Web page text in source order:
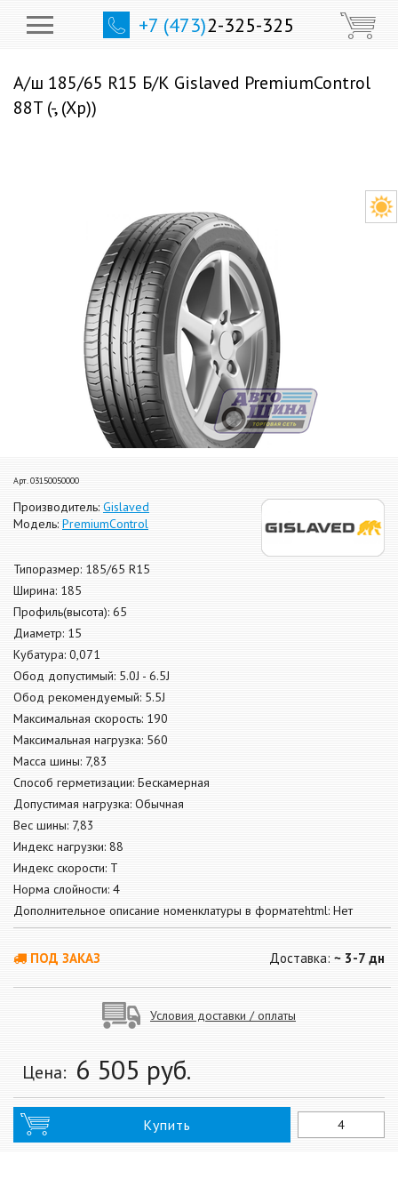
+7 (473)2-325-325
А/ш 185/65 R15 Б/К Gislaved PremiumControl
88T (-, (Хр))
Арт. 03150050000
Производитель: Gislaved
Модель: PremiumControl
Типоразмер: 185/65 R15
Ширина: 185
Профиль(высота): 65
Диаметр: 15
Кубатура: 0,071
Обод допустимый: 5.0J - 6.5J
Обод рекомендуемый: 5.5J
Максимальная скорость: 190
Максимальная нагрузка: 560
Масса шины: 7,83
Способ герметизации: Бескамерная
Допустимая нагрузка: Обычная
Вес шины: 7,83
Индекс нагрузки: 88
Индекс скорости: T
Норма слойности: 4
Дополнительное описание номенклатуры в форматеhtml: Нет
ПОД ЗАКАЗ Доставка: ~ 3-7 дн
Условия доставки / оплаты
Цена: 6 505 руб.
Купить